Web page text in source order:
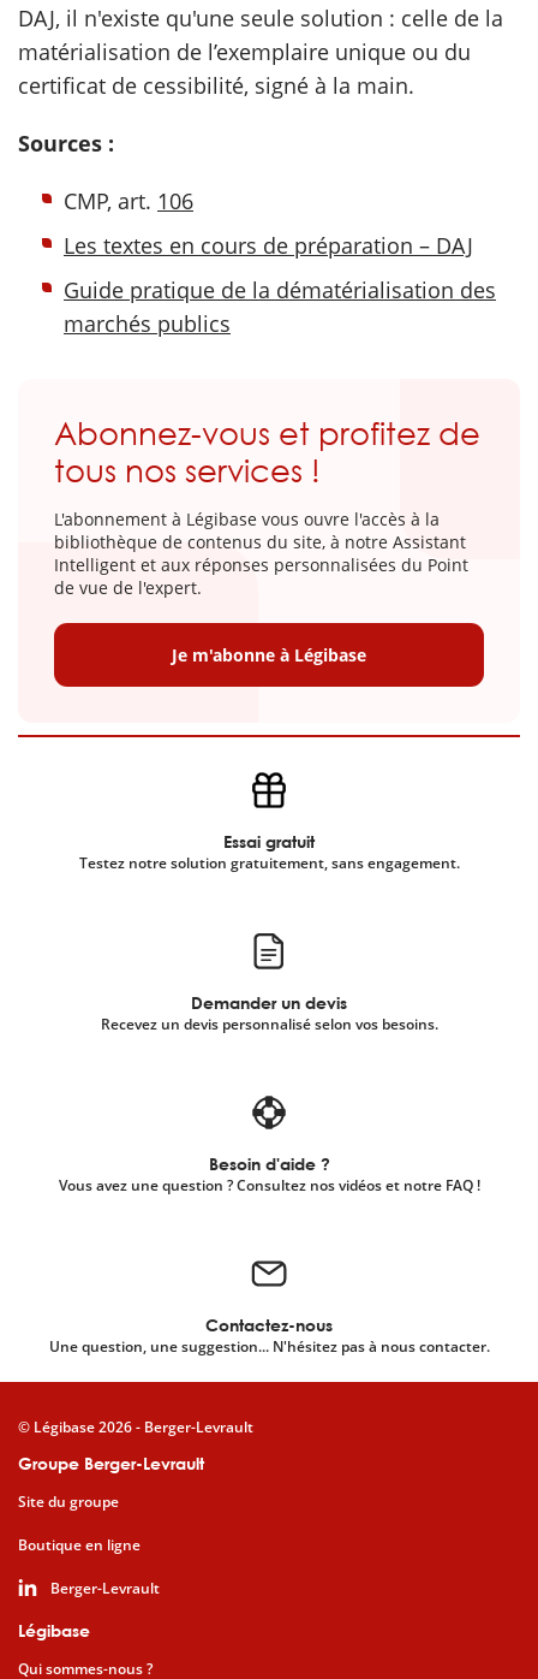
DAJ, il n'existe qu'une seule solution : celle de la
matérialisation de l’exemplaire unique ou du
certificat de cessibilité, signé à la main.
Sources :
CMP, art. 106
Les textes en cours de préparation – DAJ
Guide pratique de la dématérialisation des
marchés publics
Abonnez-vous et profitez de
tous nos services !
L'abonnement à Légibase vous ouvre l'accès à la
bibliothèque de contenus du site, à notre Assistant
Intelligent et aux réponses personnalisées du Point
de vue de l'expert.
Je m'abonne à Légibase
Essai gratuit
Testez notre solution gratuitement, sans engagement.
Demander un devis
Recevez un devis personnalisé selon vos besoins.
Besoin d'aide ?
Vous avez une question ? Consultez nos vidéos et notre FAQ !
Contactez-nous
Une question, une suggestion... N'hésitez pas à nous contacter.
Groupe Berger-Levrault
Site du groupe
Boutique en ligne
Berger-Levrault
Légibase
Qui sommes-nous ?
© Légibase 2026 - Berger-Levrault